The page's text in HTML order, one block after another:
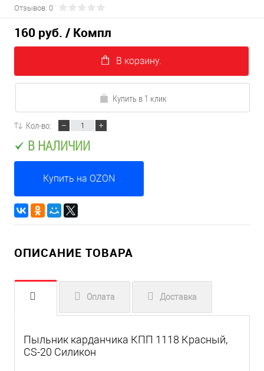
Отзывов: 0
160 руб. / Компл
В корзину.
Купить в 1 клик
Кол-во:
В НАЛИЧИИ
Купить на OZON
ОПИСАНИЕ ТОВАРА
Оплата Доставка
Пыльник карданчика КПП 1118 Красный,
CS-20 Силикон